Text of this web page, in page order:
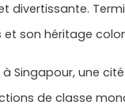
divertissante.
son héritage
Singapour, une
de classe